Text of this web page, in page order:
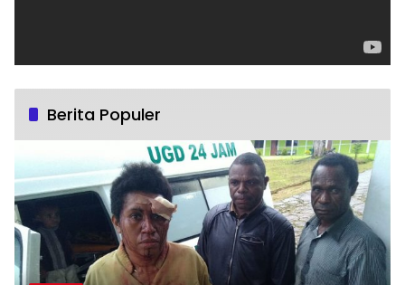
Berita Populer